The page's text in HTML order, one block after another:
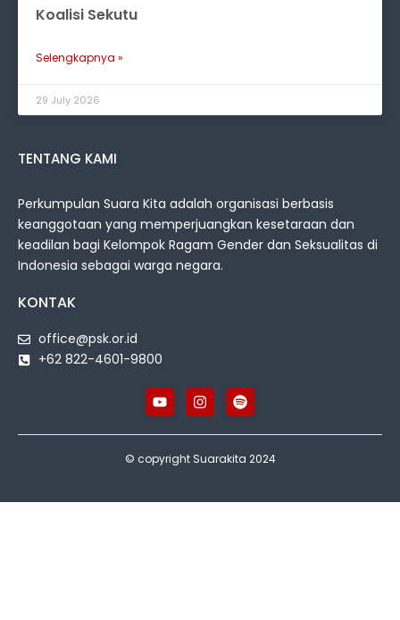
Koalisi Sekutu
Selengkapnya »
29 July 2026
TENTANG KAMI
Perkumpulan Suara Kita adalah organisasi berbasis
keanggotaan yang memperjuangkan kesetaraan dan
keadilan bagi Kelompok Ragam Gender dan Seksualitas di
Indonesia sebagai warga negara.
KONTAK
office@psk.or.id
+62 822-4601-9800
© copyright Suarakita 2024